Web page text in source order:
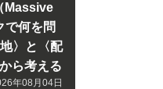
Massive
で何を問
〉と〈配
ら考える
年08月04日